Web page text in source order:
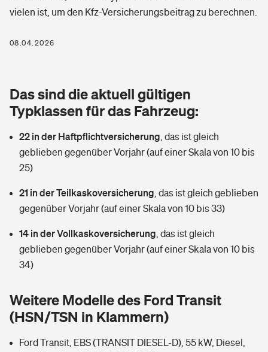
Berufshaftpflichtversicherung
Zur Übersicht
Tools
Wer versichert was: Jetzt Versicherer finden
Sie haben Fragen?
Glasversicherung
Mietkautionsversicherung
Restkreditversicherung
Tools
Hochwasser-Check: Wie gefährdet ist Ihr Haus?
Kinderunfall­ver­si­che­rung
Kinderinvalidität
Hundehalter-Haftpflicht
Handyversicherung
Private Cyberversicherung
Private Krankenversicherung
Dread-Disease-Versicherung
Tierkrankenversicherung
Zur Übersicht
Tools
Wer versichert was: Jetzt Versicherer finden
Rentenrechner: Wie viel Geld bekomme ich im Alter?
vielen ist, um den Kfz-Versicherungsbeitrag zu berechnen.
08.04.2026
Das sind die aktuell gültigen
Typklassen für das Fahrzeug:
22 in der Haftpflichtversicherung das ist gleich
geblieben gegenüber Vorjahr (auf einer Skala von 10 bis
25)
21 in der Teilkaskoversicherung das ist gleich geblieben
gegenüber Vorjahr (auf einer Skala von 10 bis 33)
14 in der Vollkaskoversicherung das ist gleich
geblieben gegenüber Vorjahr (auf einer Skala von 10 bis
34)
Weitere Modelle des Ford Transit
(HSN/TSN in Klammern)
Ford Transit, EBS (TRANSIT DIESEL-D), 55 kW, Diesel,